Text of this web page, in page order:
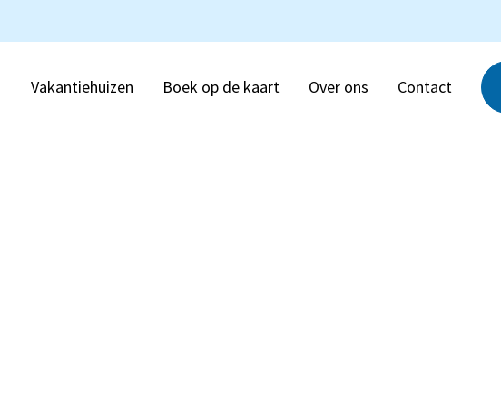
Vakantiehuizen Boek op de kaart Over ons Contact